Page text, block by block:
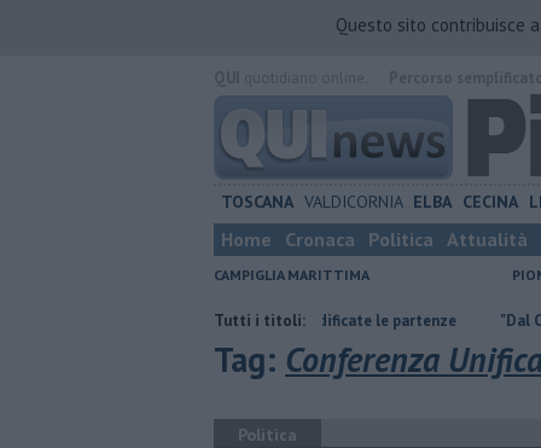
Questo sito contribuisce
TOSCANA VALDICORNIA ELBA CECINA
Home Cronaca Politica Attualità
CAMPIGLIA MARITTIMA
Tutti i titoli:
Traghetto in avaria, modificate le partenze "Dal Cipess 55
Tag: Conferenza
Politica